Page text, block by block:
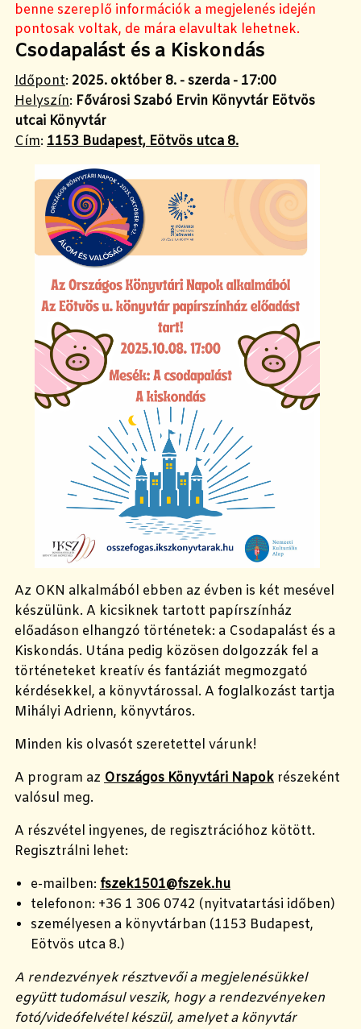
benne szereplő információk a megjelenés idején
pontosak voltak, de mára elavultak lehetnek.
Csodapalást és a Kiskondás
Időpont: 2025. október 8. - szerda - 17:00
Helyszín: Fővárosi Szabó Ervin Könyvtár Eötvös
utcai Könyvtár
Cím: 1153 Budapest, Eötvös utca 8.
Az OKN alkalmából ebben az évben is két mesével
készülünk. A kicsiknek tartott papírszínház
előadáson elhangzó történetek: a Csodapalást és a
Kiskondás. Utána pedig közösen dolgozzák fel a
történeteket kreatív és fantáziát megmozgató
kérdésekkel, a könyvtárossal. A foglalkozást tartja
Mihályi Adrienn, könyvtáros.
Minden kis olvasót szeretettel várunk!
A program az Országos Könyvtári Napok részeként
valósul meg.
A részvétel ingyenes, de regisztrációhoz kötött.
Regisztrálni lehet:
e-mailben: fszek1501@fszek.hu
telefonon: +36 1 306 0742 (nyitvatartási időben)
személyesen a könyvtárban (1153 Budapest,
Eötvös utca 8.)
A rendezvények résztvevői a megjelenésükkel
együtt tudomásul veszik, hogy a rendezvényeken
fotó/videófelvétel készül, amelyet a könyvtár